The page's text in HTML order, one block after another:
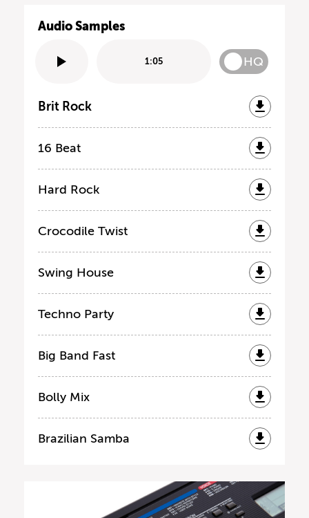
Audio Samples
1:05 HQ
Brit Rock
16 Beat
Hard Rock
Crocodile Twist
Swing House
Techno Party
Big Band Fast
Bolly Mix
Brazilian Samba